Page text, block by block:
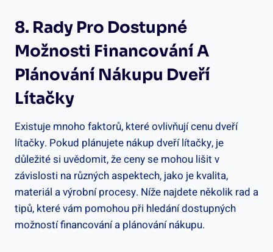
8. Rady Pro Dostupné
Možnosti Financování A
Plánování Nákupu Dveří
Lítačky
Existuje mnoho faktorů, které ovlivňují cenu dveří
lítačky. Pokud plánujete nákup dveří lítačky, je
důležité si uvědomit, že ceny se mohou lišit v
závislosti na různých aspektech, jako je kvalita,
materiál a výrobní procesy. Níže najdete několik rad a
tipů, které vám pomohou při hledání dostupných
možností financování a plánování nákupu.